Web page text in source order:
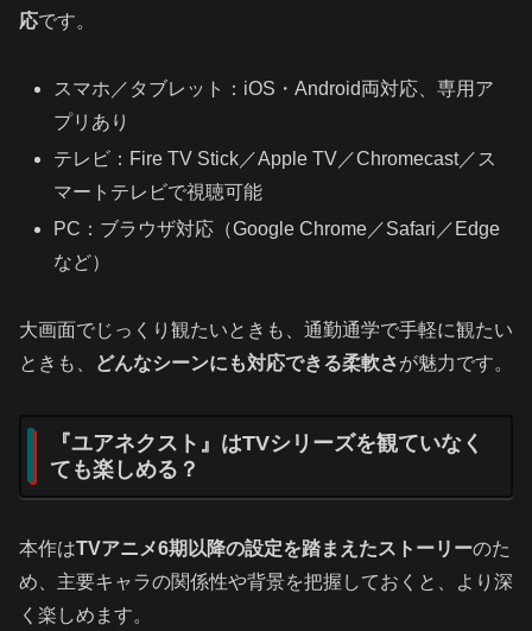
応です。
スマホ／タブレット：iOS・Android両対応、専用ア
プリあり
テレビ：Fire TV Stick／Apple TV／Chromecast／ス
マートテレビで視聴可能
PC：ブラウザ対応（Google Chrome／Safari／Edge
など）
大画面でじっくり観たいときも、通勤通学で手軽に観たい
ときも、
どんなシーンにも対応できる柔軟さが魅力です。
『ユアネクスト』はTVシリーズを観ていなく
ても楽しめる？
本作はTVアニメ6期以降の設定を踏まえたストーリーのた
め、主要キャラの関係性や背景を把握しておくと、より深
く楽しめます。